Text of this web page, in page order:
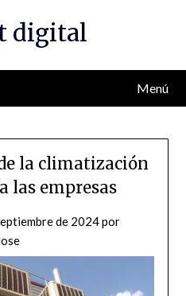
digital
Menú
la climatización
las empresas
de 2024por